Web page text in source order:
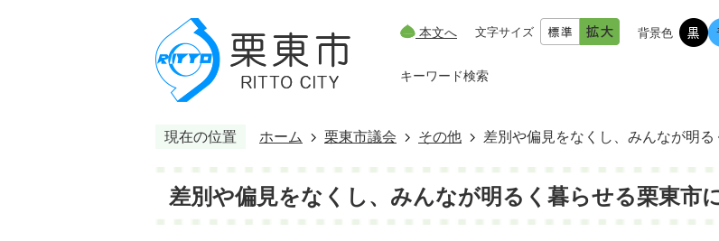
本文へ 文字サイズ 背景色
キーワード検索
現在の位置 ホーム 栗東市議会 その他 差別や偏見をなくし、みんなが明
差別や偏見をなくし、みんなが明るく暮らせる栗東市